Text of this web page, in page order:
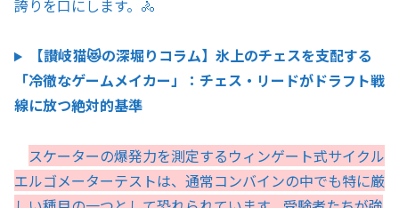
誇りを口にします。🚴
【讃岐猫😻の深堀りコラム】氷上のチェスを支配する
「冷徹なゲームメイカー」：チェス・リードがドラフト戦
線に放つ絶対的基準
スケーターの爆発力を測定するウィンゲート式サイクル
エルゴメーターテストは、通常コンバインの中でも特に厳